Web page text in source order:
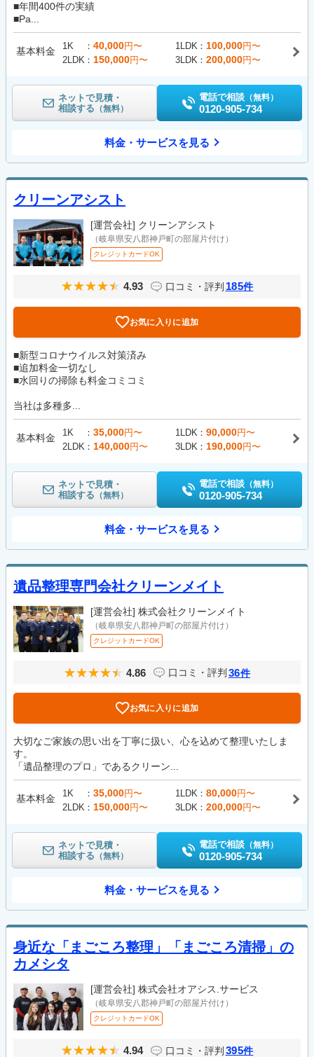
■年間400件の実績
■Pa...
基本料金 1K 40,000円〜 1LDK 100,000円〜
2LDK
150,000円〜 3LDK 200,000円〜
ネットで見積・
相談する （無料）
電話で相談 （無料）
0120-905-734
料金・サービスを見る
クリーンアシスト
[運営会社] クリーンアシスト
（岐阜県安八郡神戸町の部屋片付け）
クレジットカードOK
4.93 口コミ・評判 185件
お気に入りに追加
■新型コロナウイルス対策済み
■追加料金一切なし
■水回りの掃除も料金コミコミ
当社は多種多...
基本料金 1K 35,000円〜 1LDK 90,000円〜
2LDK
140,000円〜 3LDK 190,000円〜
ネットで見積・
相談する （無料）
電話で相談 （無料）
0120-905-734
料金・サービスを見る
遺品整理専門会社クリーンメイト
[運営会社] 株式会社クリーンメイト
（岐阜県安八郡神戸町の部屋片付け）
クレジットカードOK
4.86 口コミ・評判 36件
お気に入りに追加
大切なご家族の思い出を丁寧に扱い、心を込めて整理いたしま
す。
「遺品整理のプロ」であるクリーン...
基本料金 1K 35,000円〜 1LDK 80,000円〜
2LDK
150,000円〜 3LDK 200,000円〜
ネットで見積・
相談する （無料）
電話で相談 （無料）
0120-905-734
料金・サービスを見る
身近な「まごころ整理」「まごころ清掃」の
カメシタ
[運営会社] 株式会社オアシス.サービス
（岐阜県安八郡神戸町の部屋片付け）
クレジットカードOK
4.94 口コミ・評判 395件